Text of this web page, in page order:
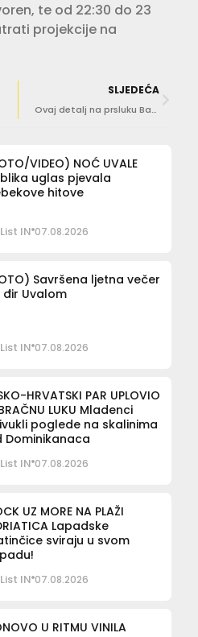
te od 22:30 do 23
projekcije na
SLJEDEĆA
Ovaj detalj na prsluku Baby Lasagne veže se za Dubrovnik i Slavoniju
VIDEO) NOĆ UVALE
uglas pjevala
hitove
IN 07.08.2026
Savršena ljetna večer
đir Uvalom
IN 07.08.2026
HRVATSKI PAR UPLOVIO
LUKU Mladenci
poglede na skalinima
Dominikanaca
IN 07.08.2026
UZ MORE NA PLAŽI
Lapadske
sviraju u svom
IN 07.08.2026
U RITMU VINILA